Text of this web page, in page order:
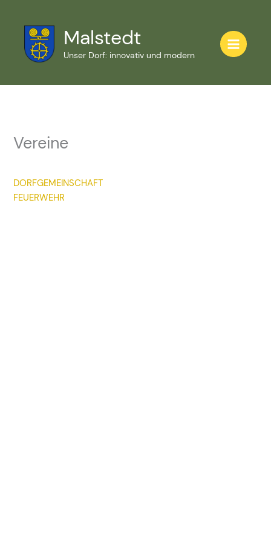
springen
Malstedt
Unser Dorf: innovativ und modern
Vereine
DORFGEMEINSCHAFT
FEUERWEHR